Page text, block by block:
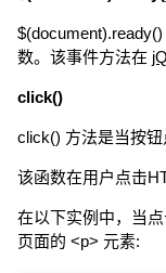
数。该事件方法在
click()
click() 方法是当按钮
该函数在用户点击
在以下实例中，当
页面的 <p> 元素: